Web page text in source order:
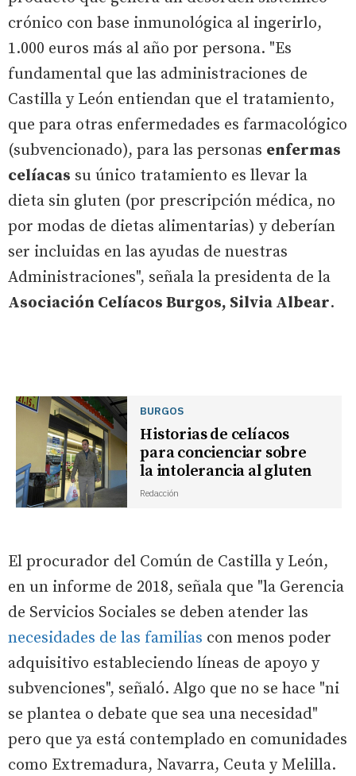
crónico con base inmunológica al ingerirlo,
1.000 euros más al año por persona. "Es
fundamental que las administraciones de
Castilla y León entiendan que el tratamiento,
que para otras enfermedades es farmacológico
(subvencionado), para las personas enfermas
celíacas su único tratamiento es llevar la
dieta sin gluten (por prescripción médica, no
por modas de dietas alimentarias) y deberían
ser incluidas en las ayudas de nuestras
Administraciones", señala la presidenta de la
Asociación Celíacos Burgos, Silvia Albear.
BURGOS
Historias de celíacos
para concienciar sobre
la intolerancia al gluten
Redacción
El procurador del Común de Castilla y León,
en un informe de 2018, señala que "la Gerencia
de Servicios Sociales se deben atender las
necesidades de las familias con menos poder
adquisitivo estableciendo líneas de apoyo y
subvenciones", señaló. Algo que no se hace "ni
se plantea o debate que sea una necesidad"
pero que ya está contemplado en comunidades
como Extremadura, Navarra, Ceuta y Melilla.